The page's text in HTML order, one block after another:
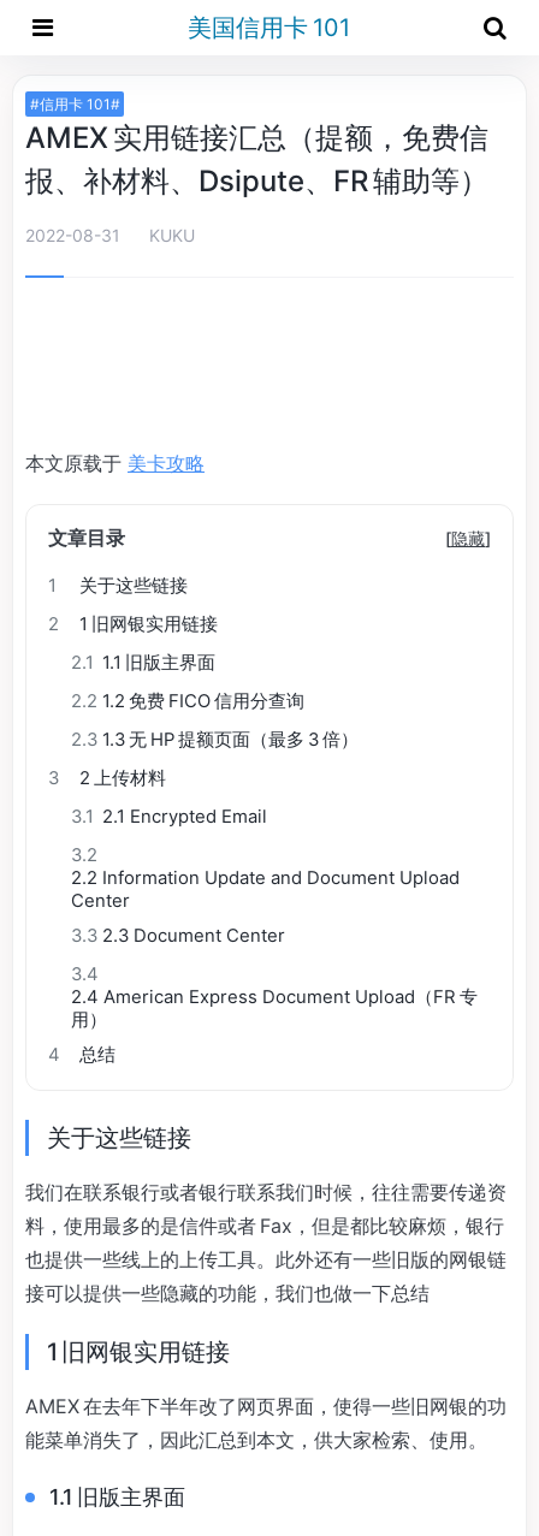
美国信用卡 101
#信用卡 101#
AMEX 实用链接汇总（提额，免费信
报、补材料、Dsipute、FR 辅助等）
2022-08-31 KUKU
本文原载于 美卡攻略
文章目录 [隐藏]
1
关于这些链接
2
1 旧网银实用链接
2.1 1.1 旧版主界面
2.2 1.2 免费 FICO 信用分查询
2.3 1.3 无 HP 提额页面（最多 3 倍）
3
2 上传材料
3.1 2.1 Encrypted Email
3.2
2.2️ Information Update and Document Upload
Center
3.3 2.3 Document Center
3.4
2.4 American Express Document Upload（FR 专
用）
4
总结
关于这些链接
我们在联系银行或者银行联系我们时候，往往需要传递资
料，使用最多的是信件或者 Fax，但是都比较麻烦，银行
也提供一些线上的上传工具。此外还有一些旧版的网银链
接可以提供一些隐藏的功能，我们也做一下总结
1 旧网银实用链接
AMEX 在去年下半年改了网页界面，使得一些旧网银的功
能菜单消失了，因此汇总到本文，供大家检索、使用。
1.1 旧版主界面